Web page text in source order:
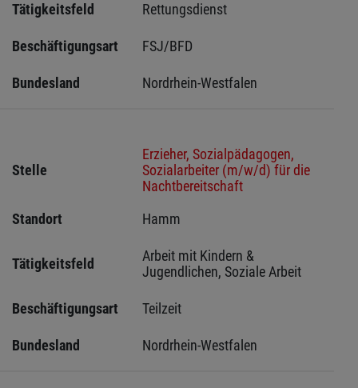
Tätigkeitsfeld Rettungsdienst
Beschäftigungsart FSJ/BFD
Bundesland Nordrhein-Westfalen
Stelle
Erzieher, Sozialpädagogen,
Sozialarbeiter (m/w/d) für die
Nachtbereitschaft
Standort
Hamm
Tätigkeitsfeld
Arbeit mit Kindern &
Jugendlichen, Soziale Arbeit
Beschäftigungsart Teilzeit
Bundesland Nordrhein-Westfalen